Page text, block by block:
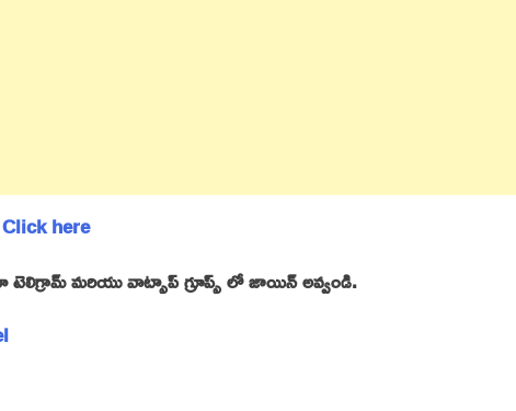
here
మరియు వాట్సాప్ గ్రూప్స్ లో జాయిన్ అవ్వండి.